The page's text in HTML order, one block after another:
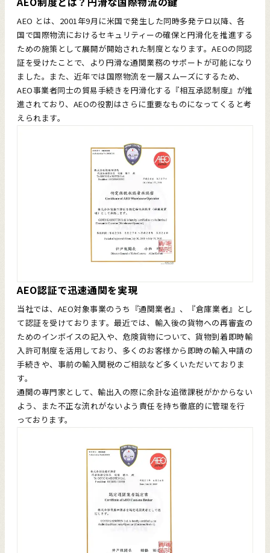
AEO とは、2001年9月に米国で発生した同時多発テロ以降、各
国で国際物流におけるセキュリティーの確保と円滑化を推進する
ための施策として展開が開始された制度となります。AEOの同認
証を受けたことで、より円滑な通関業務のサポートが可能になり
ました。また、近年では国際物流を一層スムーズにするため、
AEO事業者同士の貿易手続きを円滑化する『相互承認制度』が推
進されており、AEOの役割はさらに重要なものになってくると考
えられます。
AEO認証で迅速通関を実現
当社では、AEO対象事業のうち『通関業者』、『倉庫業者』とし
て認証を受けております。最近では、輸入後の貨物への再審査の
ためのインボイスの記入や、危険貨物について、貨物到着即時輸
入許可制度を活用しており、多くのお客様から即時の輸入申請の
手続きや、事前の輸入関税のご相談など多くいただいておりま
す。
通関の専門家として、輸出入の際に余計な追徴課税がかからない
よう、また不正な流れがないよう責任を持ち徹底的に管理を行
っております。